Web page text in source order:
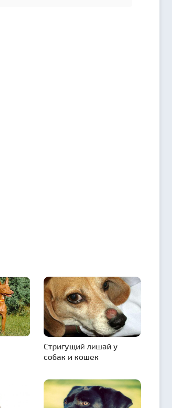
Стригущий лишай у
собак и кошек